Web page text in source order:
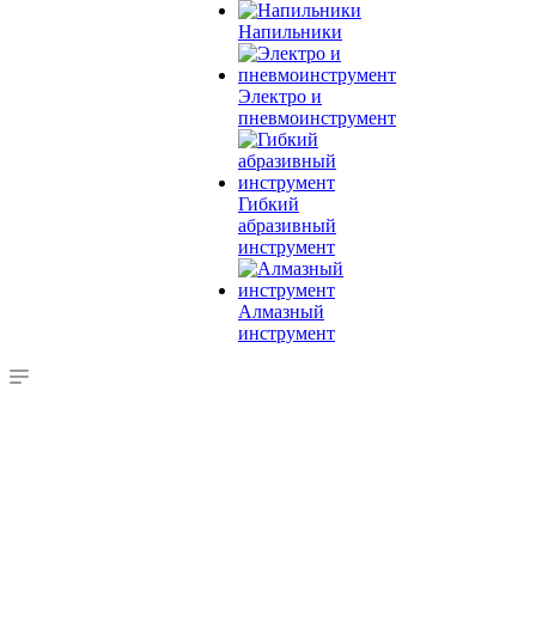
Напильники
Электро и
пневмоинструмент
Гибкий
абразивный
инструмент
Алмазный
инструмент